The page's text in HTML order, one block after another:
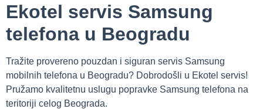
Ekotel servis Samsung
telefona u Beogradu
Tražite provereno pouzdan i siguran servis Samsung
mobilnih telefona u Beogradu? Dobrodošli u Ekotel servis!
Pružamo kvalitetnu uslugu popravke Samsung telefona na
teritoriji celog Beograda.